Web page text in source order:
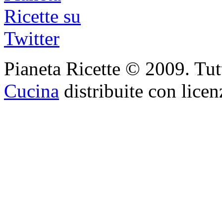
Pianeta Ricette © 2009.
Cucina distribuite con